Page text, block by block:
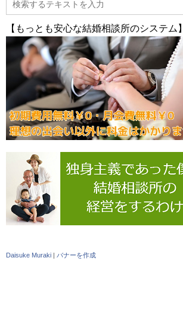
【もっとも安心な結婚相談所のシステム】
Daisuke Muraki | バナーを作成